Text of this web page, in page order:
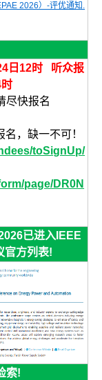
2026）-评优通知.
日12时 听众报
尽快报名
，缺一不可！
toSignUp/
page/DR0N
已进入IEEE
官方列表!
索!